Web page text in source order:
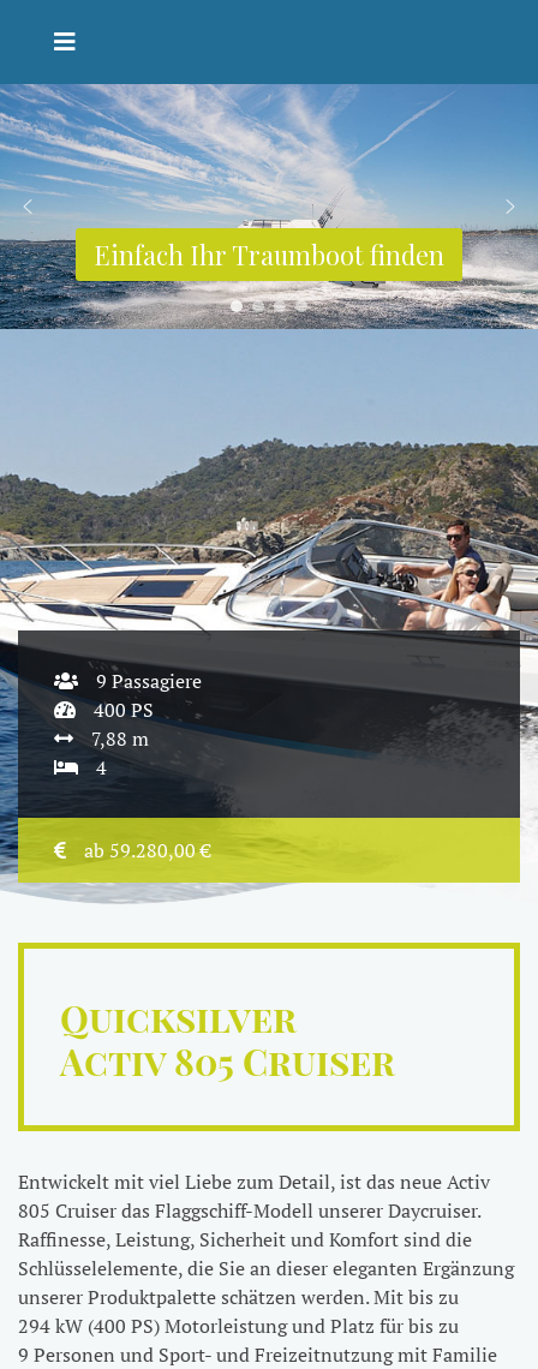
Einfach Ihr Traumboot finden
9 Passagiere
400 PS
7,88 m
4
ab 59.280,00 €
Quicksilver
Activ 805 Cruiser
Entwickelt mit viel Liebe zum Detail, ist das neue Activ
805 Cruiser das Flaggschiff-Modell unserer Daycruiser.
Raffinesse, Leistung, Sicherheit und Komfort sind die
Schlüsselelemente, die Sie an dieser eleganten Ergänzung
unserer Produktpalette schätzen werden. Mit bis zu
294 kW (400 PS) Motorleistung und Platz für bis zu
9 Personen und Sport- und Freizeitnutzung mit Familie